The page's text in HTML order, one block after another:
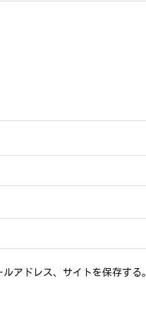
アドレス、サイトを保存する。